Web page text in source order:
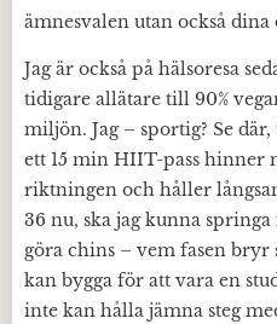
ämnesvalen utan också
Jag är också på hälsoresa
tidigare allätare till 90%
miljön. Jag – sportig? Se
ett 15 min HIIT-pass hinner
riktningen och håller
36 nu, ska jag kunna
göra chins – vem fasen
kan bygga för att vara en
inte kan hålla jämna steg